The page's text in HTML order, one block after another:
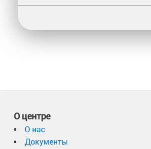
О центре
О нас
Документы